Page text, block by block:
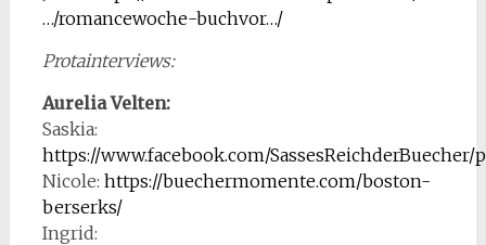
…/romancewoche-buchvor…/
Protainterviews:
Aurelia Velten:
Saskia:
https://www.facebook.com/SassesReichderBuecher/
Nicole: https://buechermomente.com/boston-
berserks/
Ingrid: